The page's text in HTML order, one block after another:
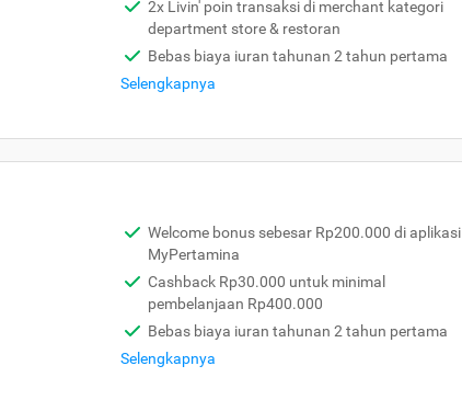
2x Livin' poin transaksi di merchant kategori
department store & restoran
Bebas biaya iuran tahunan 2 tahun pertama
Selengkapnya
Welcome bonus sebesar Rp200.000 di aplikasi
MyPertamina
Cashback Rp30.000 untuk minimal
pembelanjaan Rp400.000
Bebas biaya iuran tahunan 2 tahun pertama
Selengkapnya